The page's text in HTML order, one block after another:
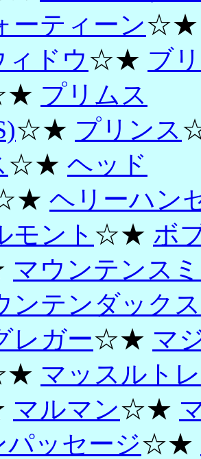
ーティーン
ィドウ☆★ ブ
プリムス
☆★ プリンス
☆★ ヘッド
ヘリーハン
モント ☆★ ボ
マウンテンス
ンテンダックス
レガー☆★ マ
マッスルト
マルマン☆★
ッセージ☆★